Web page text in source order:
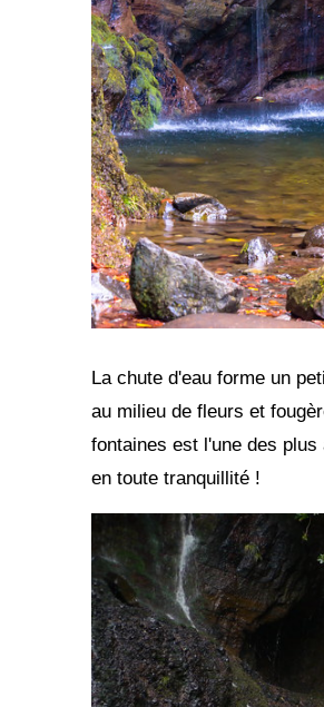
La chute d'eau forme un
au milieu de fleurs et
fontaines est l'une des
en toute tranquillité !